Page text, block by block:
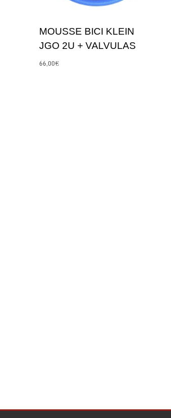
MOUSSE BICI KLEIN
JGO 2U + VALVULAS
66,00€